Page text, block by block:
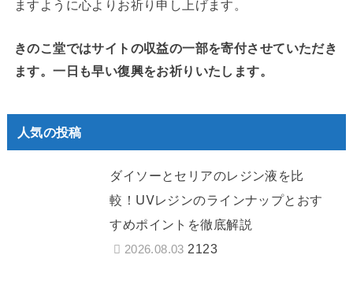
きのこ堂ではサイトの収益の一部を寄付させていただき
ます。一日も早い復興をお祈りいたします。
人気の投稿
ダイソーとセリアのレジン液を比
較！UVレジンのラインナップとおす
すめポイントを徹底解説
2026.08.03 2123